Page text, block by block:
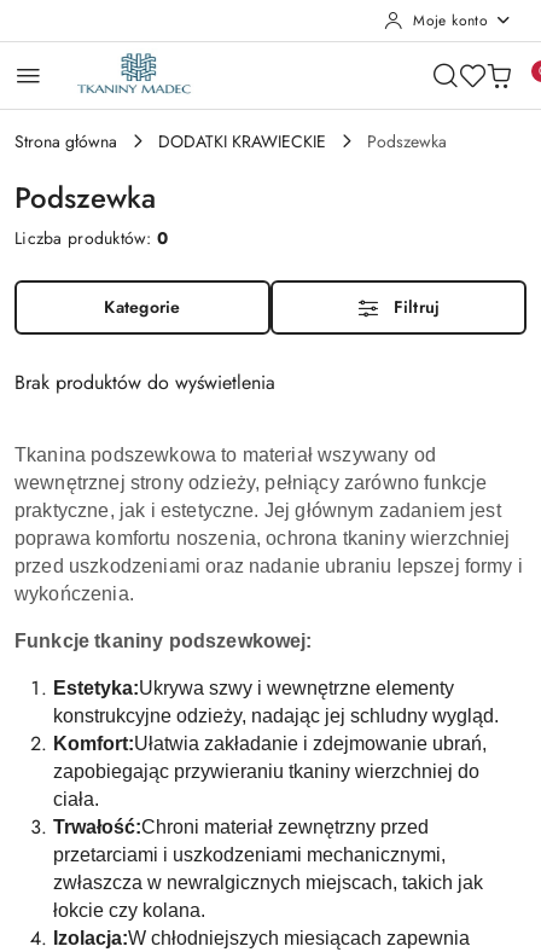
Moje konto
Strona główna DODATKI KRAWIECKIE Podszewka
Podszewka
Liczba produktów:0
Kategorie Filtruj
Brak produktów do wyświetlenia
Tkanina podszewkowa to materiał wszywany od
wewnętrznej strony odzieży, pełniący zarówno funkcje
praktyczne, jak i estetyczne. Jej głównym zadaniem jest
poprawa komfortu noszenia, ochrona tkaniny wierzchniej
przed uszkodzeniami oraz nadanie ubraniu lepszej formy i
wykończenia.
Funkcje tkaniny podszewkowej:
Estetyka:Ukrywa szwy i wewnętrzne elementy
konstrukcyjne odzieży, nadając jej schludny wygląd.
Komfort:Ułatwia zakładanie i zdejmowanie ubrań,
zapobiegając przywieraniu tkaniny wierzchniej do
ciała.
Trwałość:Chroni materiał zewnętrzny przed
przetarciami i uszkodzeniami mechanicznymi,
zwłaszcza w newralgicznych miejscach, takich jak
łokcie czy kolana.
Izolacja:W chłodniejszych miesiącach zapewnia